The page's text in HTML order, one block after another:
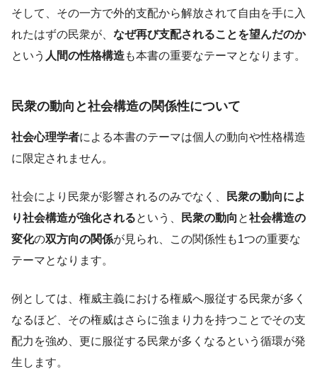
そして、その一方で外的支配から解放されて自由を手に入
れたはずの民衆が、 なぜ再び支配されることを望んだのか
という 人間の性格構造も本書の重要なテーマとなります。
民衆の動向と社会構造の関係性について
社会心理学者による本書のテーマは個人の動向や性格構造
に限定されません。
社会により民衆が影響されるのみでなく、
民衆の動向によ
り社会構造が強化されるという、 民衆の動向 と社会構造の
変化の双方向の関係が見られ、この関係性も1つの重要な
テーマとなります。
例としては、権威主義における権威へ服従する民衆が多く
なるほど、その権威はさらに強まり力を持つことでその支
配力を強め、更に服従する民衆が多くなるという循環が発
生します。